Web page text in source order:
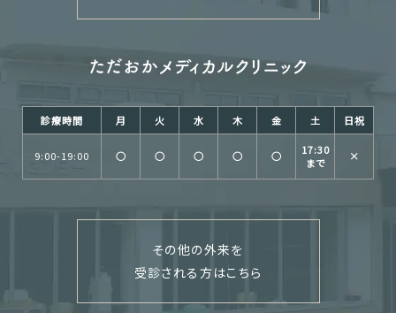
診療時間 月 火 水 木 金 土 日祝
9:00-19:00 ○ ○ ○ ○ ○
17:30
まで
×
その他の外来を
受診される方はこちら